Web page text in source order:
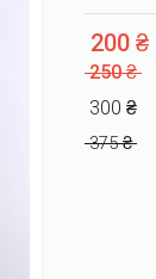
200 ₴
250 ₴
300 ₴
375 ₴